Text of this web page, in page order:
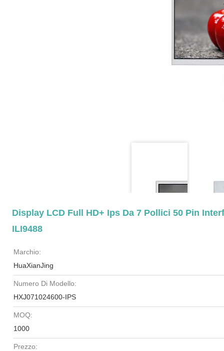
Display LCD Full HD+ Ips Da 7 Pollici 50 Pin
ILI9488
Marchio:
HuaXianJing
Numero Di Modello:
HXJ071024600-IPS
MOQ:
1000
Prezzo: